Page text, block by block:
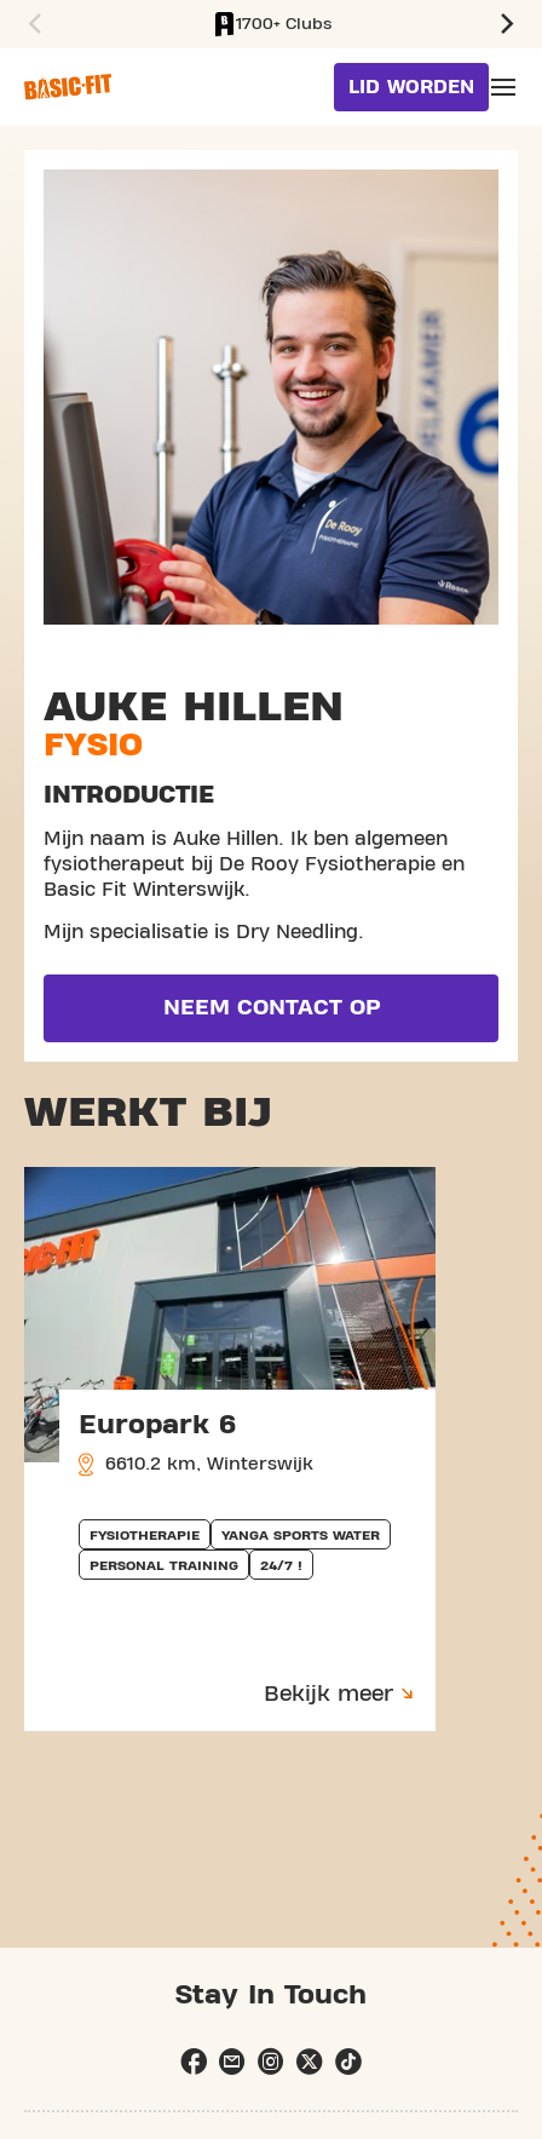
1700+ Clubs
LID WORDEN
AUKE HILLEN
FYSIO
INTRODUCTIE
Mijn naam is Auke Hillen. Ik ben algemeen
fysiotherapeut bij De Rooy Fysiotherapie en
Basic Fit Winterswijk.
Mijn specialisatie is Dry Needling.
NEEM CONTACT OP
WERKT BIJ
Europark 6
6610.2 km, Winterswijk
FYSIOTHERAPIE YANGA SPORTS WATER
PERSONAL TRAINING 24/7 !
Bekijk meer
Stay In Touch